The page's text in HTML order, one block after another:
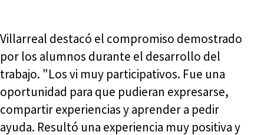
Villarreal destacó el compromiso demostrado
por los alumnos durante el desarrollo del
trabajo. "Los vi muy participativos. Fue una
oportunidad para que pudieran expresarse,
compartir experiencias y aprender a pedir
ayuda. Resultó una experiencia muy positiva y